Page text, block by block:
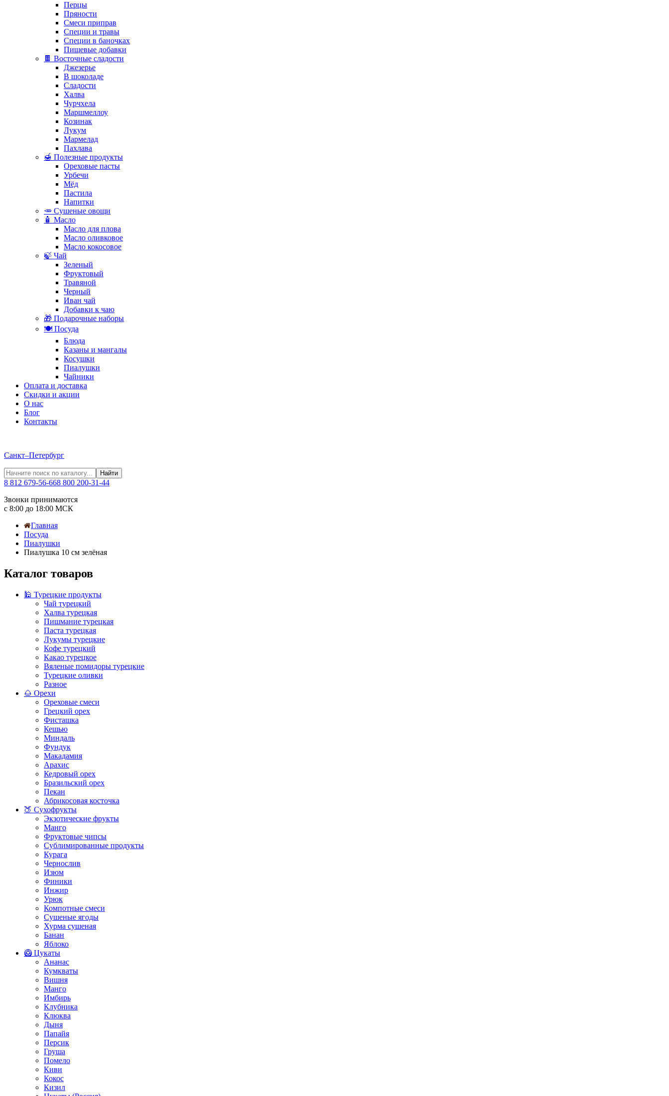
Перцы
Пряности
Смеси приправ
Специи и травы
Специи в баночках
Пищевые добавки
🍫 Восточные сладости
Джезерье
В шоколаде
Сладости
Халва
Чурчхела
Маршмеллоу
Козинак
Лукум
Мармелад
Пахлава
🍯 Полезные продукты
Ореховые пасты
Урбечи
Мёд
Пастила
Напитки
🥕 Сушеные овощи
🧴 Масло
Масло для плова
Масло оливковое
Масло кокосовое
🍃 Чай
Зеленый
Фруктовый
Травяной
Черный
Иван чай
Добавки к чаю
🎁 Подарочные наборы
🍽️ Посуда
Блюда
Казаны и мангалы
Косушки
Пиалушки
Чайники
Оплата и доставка
Скидки и акции
О нас
Блог
Контакты
Санкт–Петербург
Найти
8 812 679-56-668 800 200-31-44
Звонки принимаются
с 8:00 до 18:00 МСК
Главная
Посуда
Пиалушки
Пиалушка 10 см зелёная
Каталог товаров
🕌 Турецкие продукты
Чай турецкий
Халва турецкая
Пишмание турецкая
Паста турецкая
Лукумы турецкие
Кофе турецкий
Какао турецкое
Вяленые помидоры турецкие
Турецкие оливки
Разное
🌰 Орехи
Ореховые смеси
Грецкий орех
Фисташка
Кешью
Миндаль
Фундук
Макадамия
Арахис
Кедровый орех
Бразильский орех
Пекан
Абрикосовая косточка
🍑 Сухофрукты
Экзотические фрукты
Манго
Фруктовые чипсы
Сублимированные продукты
Курага
Чернослив
Изюм
Финики
Инжир
Урюк
Компотные смеси
Сушеные ягоды
Хурма сушеная
Банан
Яблоко
🥝 Цукаты
Ананас
Кумкваты
Вишня
Манго
Имбирь
Клубника
Клюква
Дыня
Папайя
Персик
Груша
Помело
Киви
Кокос
Кизил